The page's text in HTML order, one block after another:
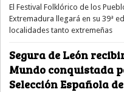
El Festival Folklórico de los
Extremadura llegará en su 39ª
localidades tanto extremeñas
Segura de León
Mundo conquistada
Selección Española